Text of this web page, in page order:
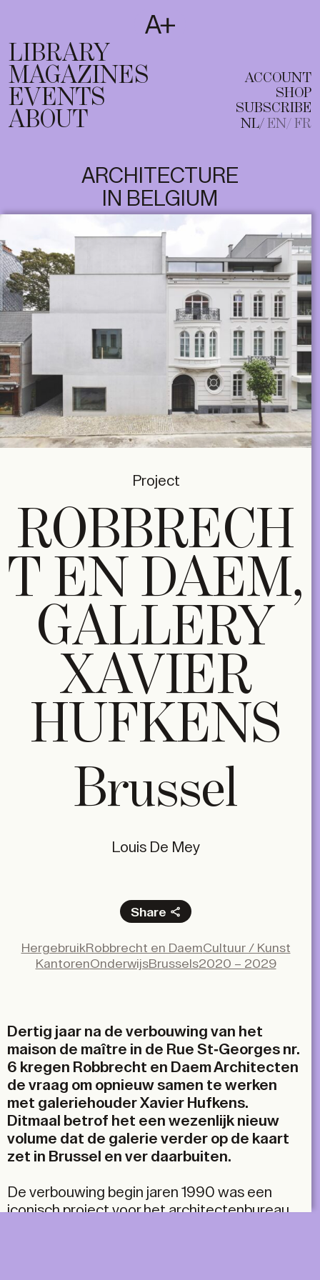
T
EN FR
LIBRARY
MAGAZINES
EVENTS
ABOUT
ACCOUNT
SHOP
SUBSCRIBE
NL EN FR
ARCHITECTURE
IN BELGIUM
Project
ROBBRECH
T EN DAEM,
GALLERY
XAVIER
HUFKENS
Brussel
Louis De Mey
Share
X
HergebruikRobbrecht en DaemCultuur / Kunst
KantorenOnderwijsBrussels2020 – 2029
Dertig jaar na de verbouwing van het
maison de maître in de Rue St-Georges nr.
6 kregen Robbrecht en Daem Architecten
de vraag om opnieuw samen te werken
met galeriehouder Xavier Hufkens.
Ditmaal betrof het een wezenlijk nieuw
volume dat de galerie verder op de kaart
zet in Brussel en ver daarbuiten.
De verbouwing begin jaren 1990 was een
iconisch project voor het architectenbureau,